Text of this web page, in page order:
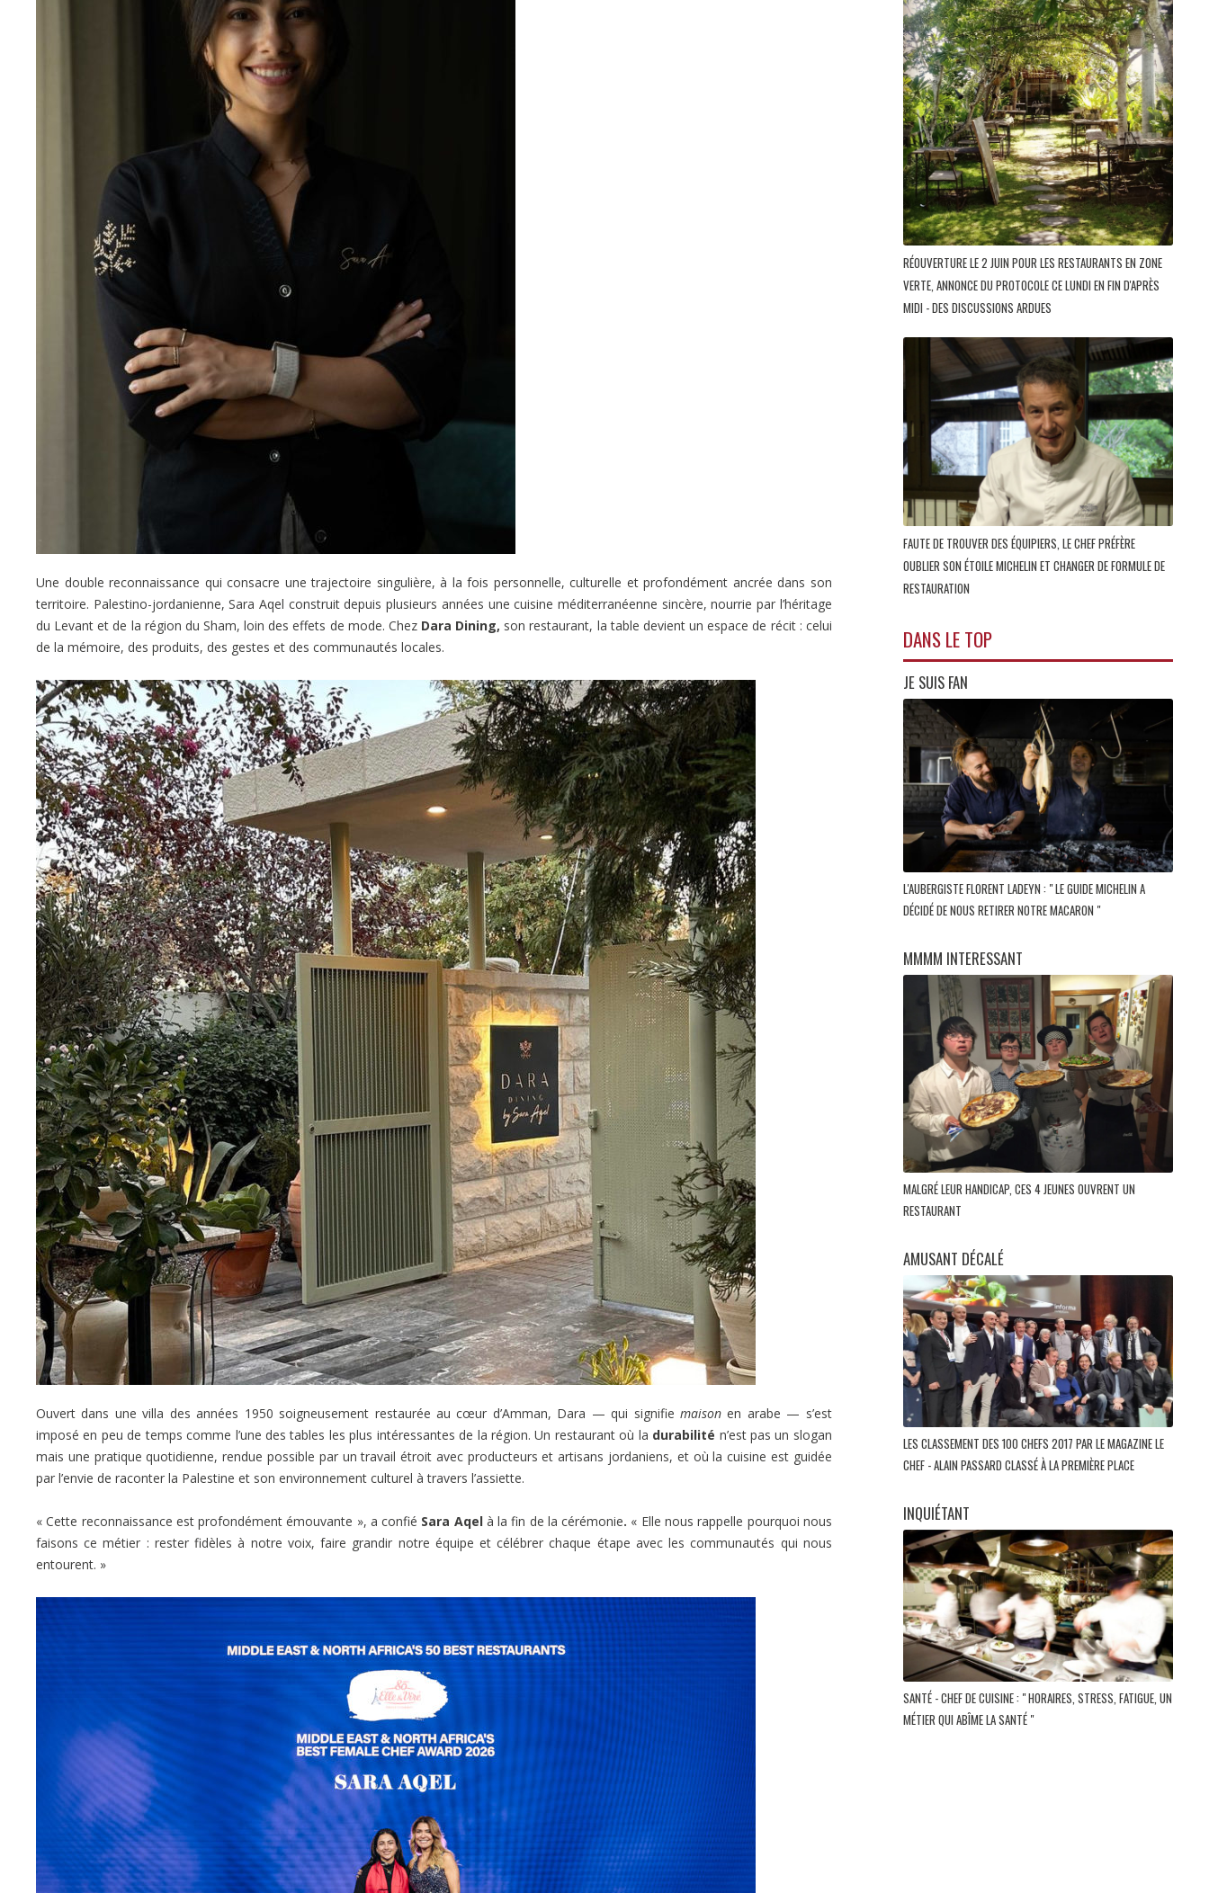
Une double reconnaissance qui consacre une trajectoire singulière, à la fois personnelle, culturelle et profondément ancrée dans son
territoire. Palestino-jordanienne, Sara Aqel construit depuis plusieurs années une cuisine méditerranéenne sincère, nourrie par l’héritage
du Levant et de la région du Sham, loin des effets de mode. Chez Dara Dining, son restaurant, la table devient un espace de récit : celui
de la mémoire, des produits, des gestes et des communautés locales.
Ouvert dans une villa des années 1950 soigneusement restaurée au cœur d’Amman, Dara — qui signifiemaison en arabe — s’est
imposé en peu de temps comme l’une des tables les plus intéressantes de la région. Un restaurant où la durabilité n’est pas un slogan
mais une pratique quotidienne, rendue possible par un travail étroit avec producteurs et artisans jordaniens, et où la cuisine est guidée
par l’envie de raconter la Palestine et son environnement culturel à travers l’assiette.
« Cette reconnaissance est profondément émouvante », a confié Sara Aqel à la fin de la cérémonie. « Elle nous rappelle pourquoi nous
faisons ce métier : rester fidèles à notre voix, faire grandir notre équipe et célébrer chaque étape avec les communautés qui nous
entourent. »
RÉOUVERTURE LE 2 JUIN POUR LES RESTAURANTS EN ZONE
VERTE, ANNONCE DU PROTOCOLE CE LUNDI EN FIN D'APRÈS
MIDI - DES DISCUSSIONS ARDUES
FAUTE DE TROUVER DES ÉQUIPIERS, LE CHEF PRÉFÈRE
OUBLIER SON ÉTOILE MICHELIN ET CHANGER DE FORMULE DE
RESTAURATION
DANS LE TOP
JE SUIS FAN
L'AUBERGISTE FLORENT LADEYN : " LE GUIDE MICHELIN A
DÉCIDÉ DE NOUS RETIRER NOTRE MACARON "
MMMM INTERESSANT
MALGRÉ LEUR HANDICAP, CES 4 JEUNES OUVRENT UN
RESTAURANT
AMUSANT DÉCALÉ
LES CLASSEMENT DES 100 CHEFS 2017 PAR LE MAGAZINE LE
CHEF - ALAIN PASSARD CLASSÉ À LA PREMIÈRE PLACE
INQUIÉTANT
SANTÉ - CHEF DE CUISINE : " HORAIRES, STRESS, FATIGUE, UN
MÉTIER QUI ABÎME LA SANTÉ "